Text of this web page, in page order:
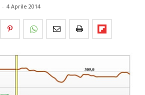
- 4 Aprile 2014